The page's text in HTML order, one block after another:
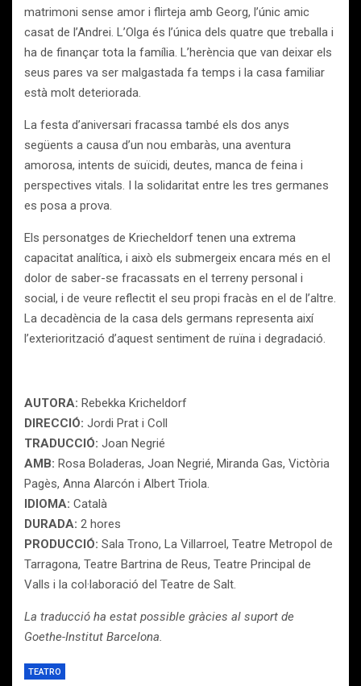
matrimoni sense amor i flirteja amb Georg, l’únic amic
casat de l’Andrei. L’Olga és l’única dels quatre que treballa i
ha de finançar tota la família. L’herència que van deixar els
seus pares va ser malgastada fa temps i la casa familiar
està molt deteriorada.
La festa d’aniversari fracassa també els dos anys
següents a causa d’un nou embaràs, una aventura
amorosa, intents de suïcidi, deutes, manca de feina i
perspectives vitals. I la solidaritat entre les tres germanes
es posa a prova.
Els personatges de Kriecheldorf tenen una extrema
capacitat analítica, i això els submergeix encara més en el
dolor de saber-se fracassats en el terreny personal i
social, i de veure reflectit el seu propi fracàs en el de l’altre.
La decadència de la casa dels germans representa així
l’exteriorització d’aquest sentiment de ruïna i degradació.
AUTORA: Rebekka Kricheldorf
DIRECCIÓ: Jordi Prat i Coll
TRADUCCIÓ: Joan Negrié
AMB: Rosa Boladeras, Joan Negrié, Miranda Gas, Victòria
Pagès, Anna Alarcón i Albert Triola.
IDIOMA: Català
DURADA: 2 hores
PRODUCCIÓ: Sala Trono, La Villarroel, Teatre Metropol de
Tarragona, Teatre Bartrina de Reus, Teatre Principal de
Valls i la col·laboració del Teatre de Salt.
La traducció ha estat possible gràcies al suport de
Goethe-Institut Barcelona.
TEATRO